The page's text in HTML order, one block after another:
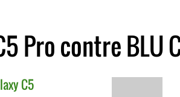
Pro contre BLU
C5